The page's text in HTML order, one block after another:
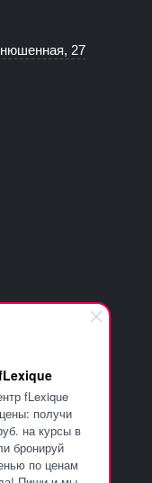
fLexique
получи
на курсы в
бронируй
по ценам
27
организации